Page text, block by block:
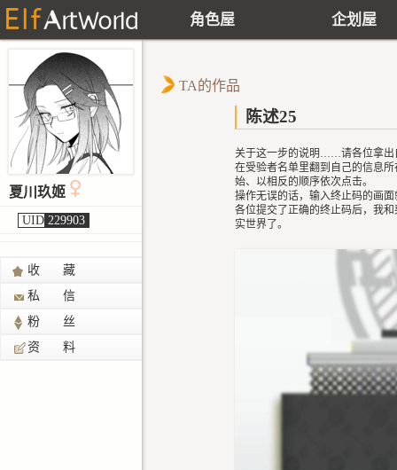
角色屋 企划屋
夏川玖姬
UID 229903
收 藏
私 信
粉 丝
资 料
TA的作品
陈述25
关于这一步的说明……请各位拿出
在受验者名单里翻到自己的信息
始、以相反的顺序依次点击。
操作无误的话，输入终止码的画
各位提交了正确的终止码后，我
实世界了。